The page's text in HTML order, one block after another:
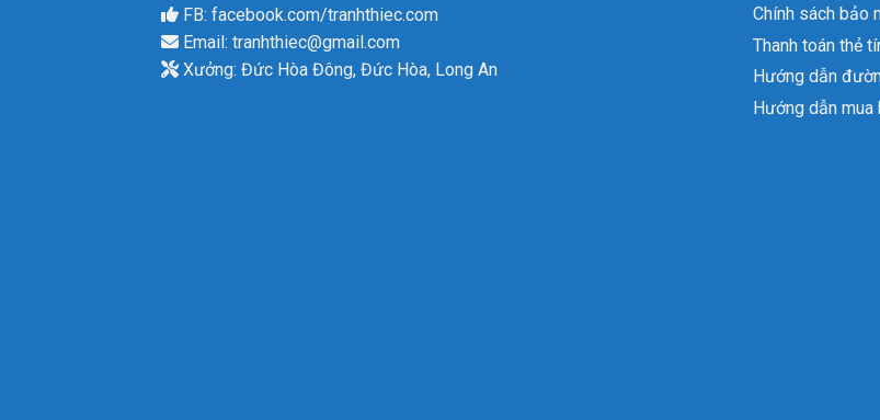
FB: facebook.com/tranhthiec.com
Email: tranhthiec@gmail.com
Xưởng: Đức Hòa Đông, Đức Hòa, Long An
Chính sách bảo
Thanh toán thẻ
Hướng dẫn
Hướng dẫn mua